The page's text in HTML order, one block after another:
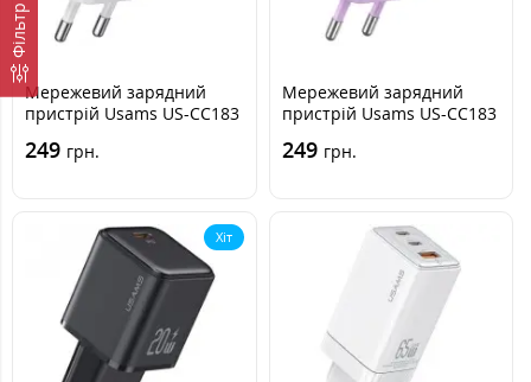
Фільтр
Мережевий зарядний
пристрій Usams US-CC183
249 грн.
Мережевий зарядний
пристрій Usams US-CC183
249 грн.
Хіт